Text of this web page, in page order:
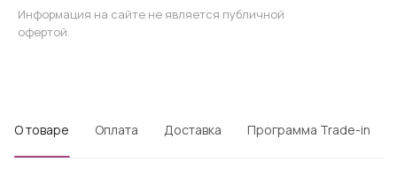
Информация на сайте не является публичной
офертой.
О товаре Оплата Доставка Программа Trade-in